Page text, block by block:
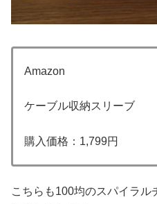
Amazon
ケーブル収納スリーブ
購入価格：1,799円
こちらも100均のスパイラル